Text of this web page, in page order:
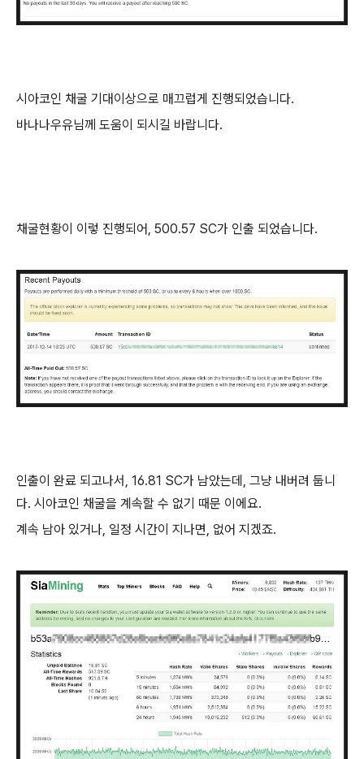
시아코인 채굴 기대이상으로 매끄럽게 진행되었습니다.
바나나우유님께 도움이 되시길 바랍니다.
채굴현황이 이렇 진행되어, 500.57 SC가 인출 되었습니다.
인출이 완료 되고나서, 16.81 SC가 남았는데, 그냥 내버려 둡니
다. 시아코인 채굴을 계속할 수 없기 때문 이에요.
계속 남아 있거나, 일정 시간이 지나면, 없어 지겠죠.